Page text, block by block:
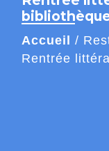
Accueil /
Rentrée